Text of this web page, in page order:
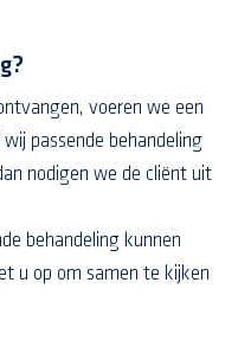
voeren we een
passende behandeling
nodigen we de cliënt uit
behandeling kunnen
u op om samen te kijken